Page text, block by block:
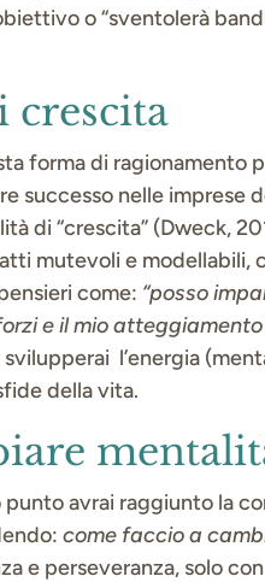
o “sventolerà
crescita
forma di ragionamento
successo nelle imprese
di “crescita” (Dweck,
mutevoli e modellabili,
come: “posso
e il mio
l’energia
della vita.
avrai raggiunto la
come faccio a
e perseveranza, solo